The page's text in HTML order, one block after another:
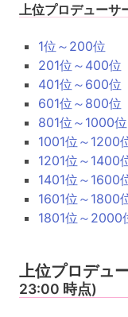
上位プロデューサ
1位～200位
201位～400位
401位～600位
601位～800位
801位～1000位
1001位～1200
1201位～1400
1401位～1600
1601位～1800
1801位～2000
上位プロデュ
23:00 時点)